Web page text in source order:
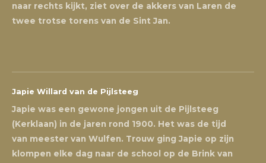
naar rechts kijkt, ziet over de akkers van Laren de
twee trotse torens van de Sint Jan.
Japie Willard van de Pijlsteeg
Japie was een gewone jongen uit de Pijlsteeg
(Kerklaan) in de jaren rond 1900. Het was de tijd
van meester van Wulfen. Trouw ging Japie op zijn
klompen elke dag naar de school op de Brink van